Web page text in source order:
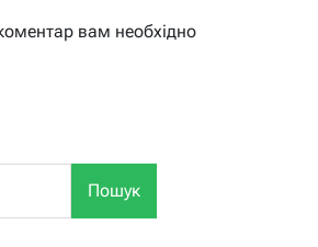
вам необхідно
Пошук